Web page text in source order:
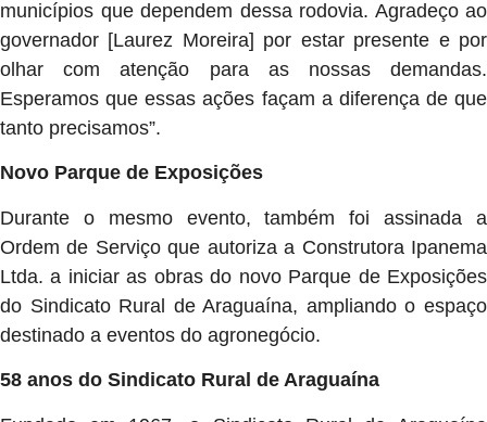
municípios que dependem dessa rodovia. Agradeço ao
governador [Laurez Moreira] por estar presente e por
olhar com atenção para as nossas demandas.
Esperamos que essas ações façam a diferença de que
tanto precisamos”.
Novo Parque de Exposições
Durante o mesmo evento, também foi assinada a
Ordem de Serviço que autoriza a Construtora Ipanema
Ltda. a iniciar as obras do novo Parque de Exposições
do Sindicato Rural de Araguaína, ampliando o espaço
destinado a eventos do agronegócio.
58 anos do Sindicato Rural de Araguaína